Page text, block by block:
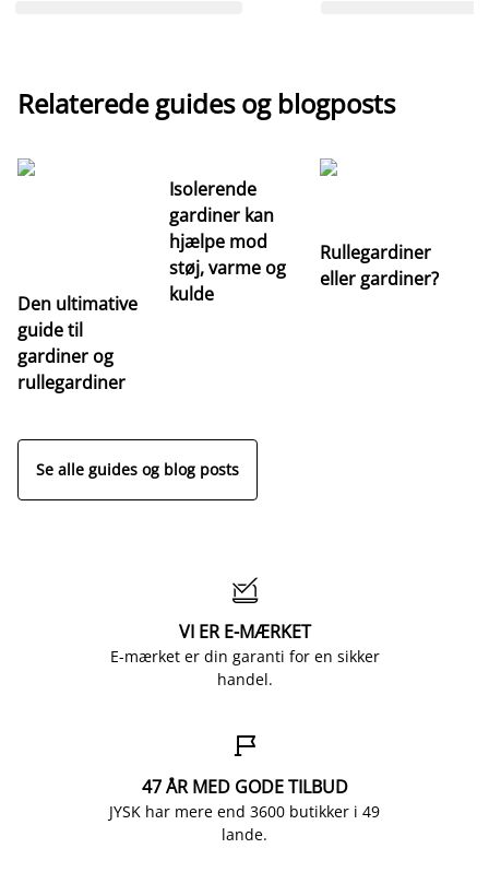
Relaterede guides og blogposts
Den ultimative
guide til
gardiner og
rullegardiner
Isolerende
gardiner kan
hjælpe mod
støj, varme og
kulde
Rullegardiner
eller gardiner?
Se alle guides og blog posts

VI ER E-MÆRKET
E-mærket er din garanti for en sikker
handel.

47 ÅR MED GODE TILBUD
JYSK har mere end 3600 butikker i 49
lande.